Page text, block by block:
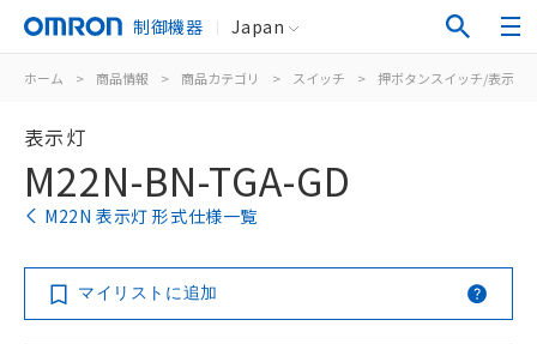
制御機器 Japan
ホーム > 商品情報 > 商品カテゴリ > スイッチ > 押ボタンスイッチ/表示灯
表示灯
M22N-BN-TGA-GD
M22N 表示灯 形式仕様一覧
マイリストに追加